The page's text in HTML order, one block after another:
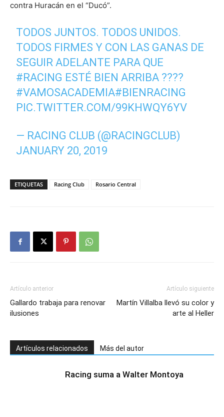
contra Huracán en el “Ducó”.
TODOS JUNTOS. TODOS UNIDOS.
TODOS FIRMES Y CON LAS GANAS DE
SEGUIR ADELANTE PARA QUE
#RACING ESTÉ BIEN ARRIBA ????
#VAMOSACADEMIA#BIENRACING
PIC.TWITTER.COM/99KHWQY6YV
— RACING CLUB (@RACINGCLUB)
JANUARY 20, 2019
ETIQUETAS Racing Club Rosario Central
Artículo anterior
Gallardo trabaja para renovar
ilusiones
Artículo siguiente
Martín Villalba llevó su color y
arte al Heller
Artículos relacionados Más del autor
Racing suma a Walter Montoya